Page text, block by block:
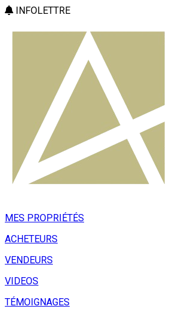
INFOLETTRE
MES PROPRIÉTÉS
ACHETEURS
VENDEURS
VIDEOS
TÉMOIGNAGES